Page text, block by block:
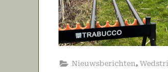
Nieuwsberichten,